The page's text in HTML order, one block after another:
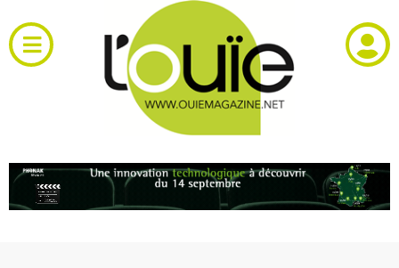
au
contenu
Toggle
Navigation
RH et emploi